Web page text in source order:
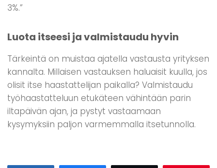
3%.”
Luota itseesi ja valmistaudu hyvin
Tärkeintä on muistaa ajatella vastausta yrityksen
kannalta. Millaisen vastauksen haluaisit kuulla, jos
olisit itse haastattelijan paikalla? Valmistaudu
työhaastatteluun etukäteen vähintään parin
iltapäivän ajan, ja pystyt vastaamaan
kysymyksiin paljon varmemmalla itsetunnolla.